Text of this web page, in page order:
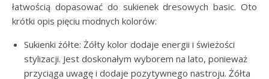
łatwością dopasować do sukienek dresowych basic. Oto
krótki opis pięciu modnych kolorów:
Sukienki żółte: Żółty kolor dodaje energii i świeżości
stylizacji. Jest doskonałym wyborem na lato, ponieważ
przyciąga uwagę i dodaje pozytywnego nastroju. Żółta